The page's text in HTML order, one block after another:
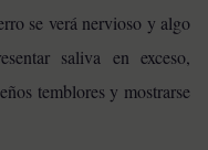
se verá nervioso y algo
saliva en exceso,
temblores y mostrarse